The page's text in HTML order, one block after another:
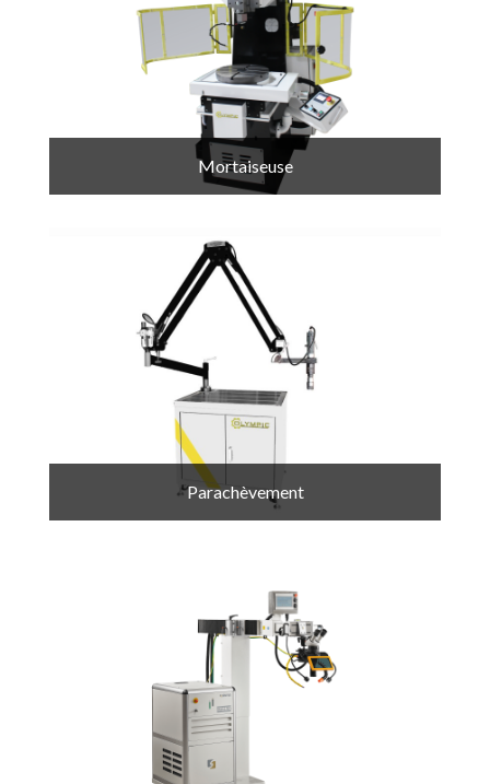
Mortaiseuse
Parachèvement